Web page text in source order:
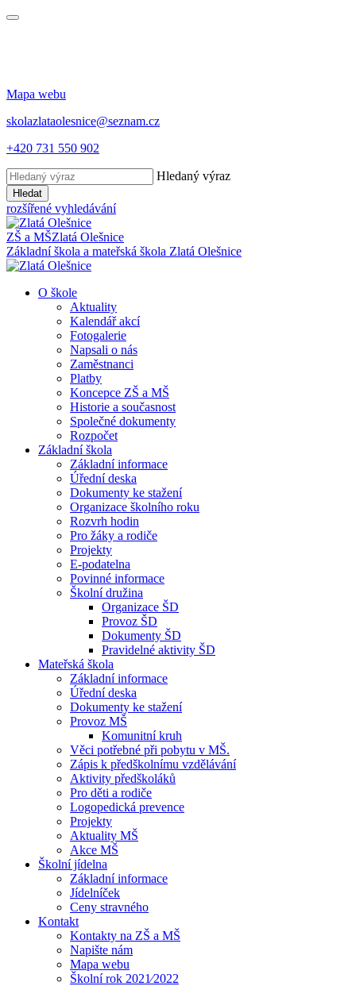
Mapa webu
skolazlataolesnice@seznam.cz
+420 731 550 902
Hledaný výraz
Hledat
rozšířené vyhledávání
ZŠ a MŠZlatá Olešnice
Základní škola a mateřská škola Zlatá Olešnice
O škole
Aktuality
Kalendář akcí
Fotogalerie
Napsali o nás
Zaměstnanci
Platby
Koncepce ZŠ a MŠ
Historie a současnost
Společné dokumenty
Rozpočet
Základní škola
Základní informace
Úřední deska
Dokumenty ke stažení
Organizace školního roku
Rozvrh hodin
Pro žáky a rodiče
Projekty
E-podatelna
Povinné informace
Školní družina
Organizace ŠD
Provoz ŠD
Dokumenty ŠD
Pravidelné aktivity ŠD
Mateřská škola
Základní informace
Úřední deska
Dokumenty ke stažení
Provoz MŠ
Komunitní kruh
Věci potřebné při pobytu v MŠ.
Zápis k předškolnímu vzdělávání
Aktivity předškoláků
Pro děti a rodiče
Logopedická prevence
Projekty
Aktuality MŠ
Akce MŠ
Školní jídelna
Základní informace
Jídelníček
Ceny stravného
Kontakt
Kontakty na ZŠ a MŠ
Napište nám
Mapa webu
Školní rok 2021⁄2022